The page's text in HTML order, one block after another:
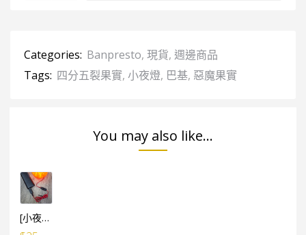
Categories: Banpresto, 現貨, 週邊商品
Tags: 四分五裂果實, 小夜燈, 巴基, 惡魔果實
You may also like...
[小夜燈專用] USB小電池 線1米長 (有開關制)